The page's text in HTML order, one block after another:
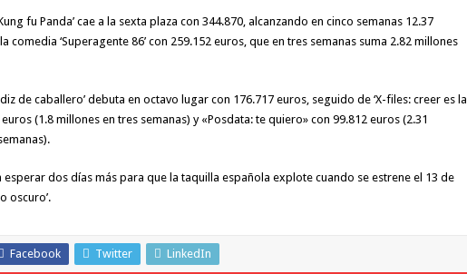
fu Panda’ cae a la sexta plaza con 344.870, alcanzando en cinco semanas 12.37
comedia ‘Superagente 86’ con 259.152 euros, que en tres semanas suma 2.82 millones
de caballero’ debuta en octavo lugar con 176.717 euros, seguido de ‘X-files: creer es la
euros (1.8 millones en tres semanas) y «Posdata: te quiero» con 99.812 euros (2.31
dos días más para que la taquilla española explote cuando se estrene el 13 de
oscuro’.
Facebook Twitter LinkedIn